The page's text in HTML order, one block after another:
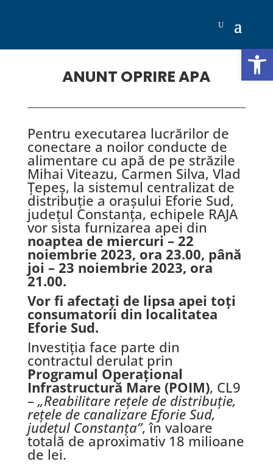
ANUNT OPRIRE APA
Pentru executarea lucrărilor de
conectare a noilor conducte de
alimentare cu apă de pe străzile
Mihai Viteazu, Carmen Silva, Vlad
Țepeș, la sistemul centralizat de
distribuție a orașului Eforie Sud,
județul Constanța, echipele RAJA
vor sista furnizarea apei din
noaptea de miercuri – 22
noiembrie 2023, ora 23.00, până
joi – 23 noiembrie 2023, ora
21.00.
Vor fi afectați de lipsa apei toți
consumatorii din localitatea
Eforie Sud.
Investiția face parte din
contractul derulat prin
Programul Operațional
Infrastructură Mare (POIM), CL9
– „Reabilitare rețele de distribuție,
rețele de canalizare Eforie Sud,
județul Constanța”, în valoare
totală de aproximativ 18 milioane
de lei.